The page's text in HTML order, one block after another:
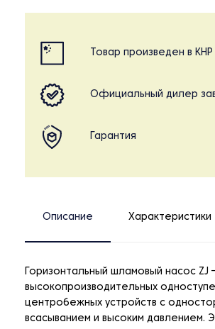
Товар произведен в КНР
Официальный дилер
Гарантия
Описание Характеристики
Горизонтальный шламовый насос ZJ
высокопроизводительных
центробежных устройств с
всасыванием и высоким давлением.